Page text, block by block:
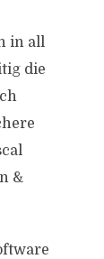
in all
die
&